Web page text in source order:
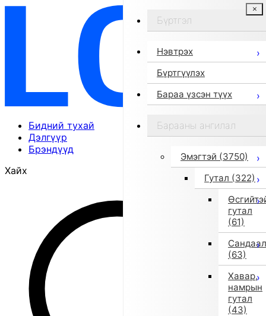
Бидний тухай
Дэлгүүр
Брэндүүд
Хайх
Бүртгэл
Нэвтрэх
Бүртгүүлэх
Бараа үзсэн түүх
Барааны ангилал
Эмэгтэй (3750)
Гутал (322)
гутал
(61)
Сандаал
(63)
Хавар,
намрын
гутал
(43)